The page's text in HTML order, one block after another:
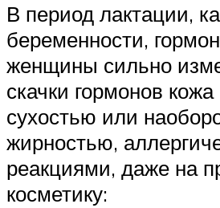
В период лактации,
беременности,
женщины сильно
скачки гормонов кожа
сухостью или
жирностью,
реакциями, даже на
косметику: